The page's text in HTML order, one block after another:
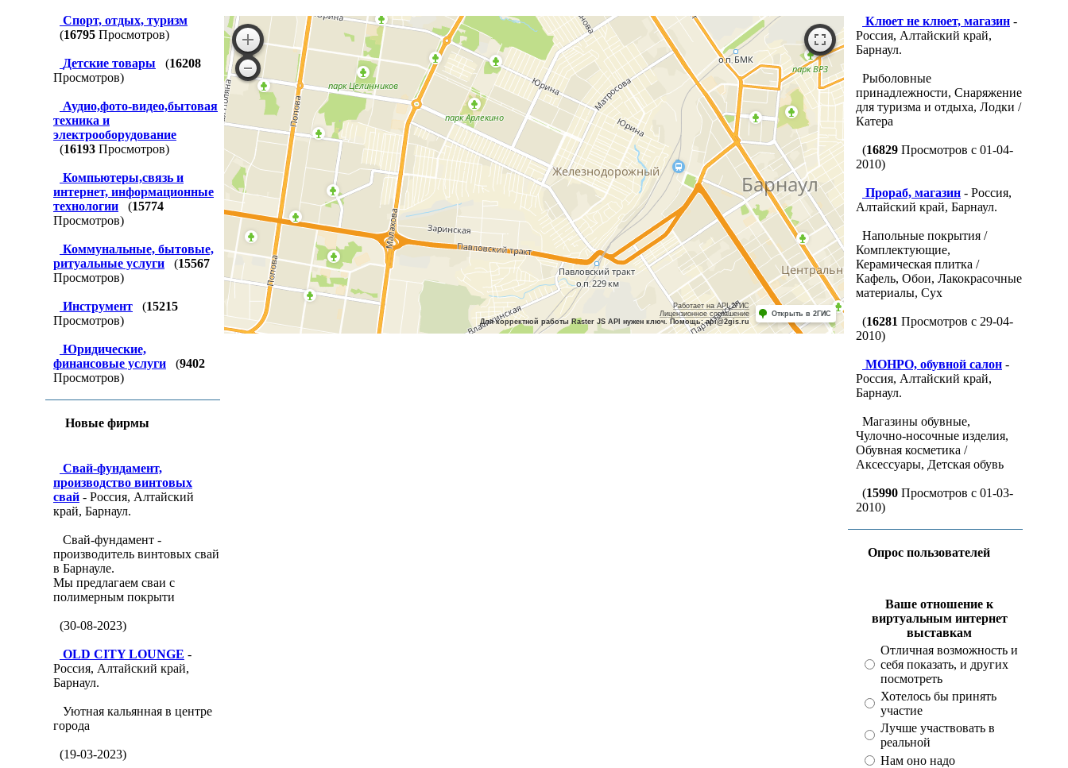
Спорт, отдых, туризм
(16795 Просмотров)
Детские товары (16208
Просмотров)
Аудио,фото-видео,бытовая
техника и
электрооборудование
(16193 Просмотров)
Компьютеры,связь и
интернет, информационные
технологии
(15774
Просмотров)
Коммунальные, бытовые,
ритуальные услуги
(15567
Просмотров)
Инструмент (15215
Просмотров)
Юридические,
финансовые услуги
(9402
Просмотров)
Новые фирмы
Свай-фундамент,
производство винтовых
свай - Россия, Алтайский
край, Барнаул.
Свай-фундамент -
производитель винтовых свай
в Барнауле.
Мы предлагаем сваи с
полимерным покрыти
(30-08-2023)
OLD CITY LOUNGE -
Россия, Алтайский край,
Барнаул.
Уютная кальянная в центре
города
(19-03-2023)
Работает на API 2ГИС
Лицензионное соглашение
Для корректной работы Raster JS API нужен ключ. Помощь: api@2gis.ru
Открыть в 2ГИС
Клюет не клюет, магазин -
Россия, Алтайский край,
Барнаул.
Рыболовные
принадлежности, Снаряжение
для туризма и отдыха, Лодки /
Катера
(16829 Просмотров с 01-04-
2010)
Прораб, магазин - Россия,
Алтайский край, Барнаул.
Напольные покрытия /
Комплектующие,
Керамическая плитка /
Кафель, Обои, Лакокрасочные
материалы, Сух
(16281 Просмотров с 29-04-
2010)
МОНРО, обувной салон -
Россия, Алтайский край,
Барнаул.
Магазины обувные,
Чулочно-носочные изделия,
Обувная косметика /
Аксессуары, Детская обувь
(15990 Просмотров с 01-03-
2010)
Опрос пользователей
Ваше отношение к
виртуальным интернет
выставкам
Отличная возможность и
себя показать, и других
посмотреть
Хотелось бы принять
участие
Лучше участвовать в
реальной
Нам оно надо